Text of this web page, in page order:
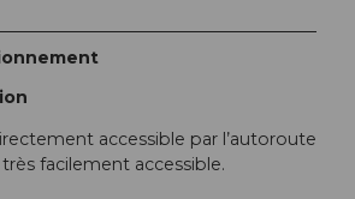
accessible par l’autoroute
facilement accessible.